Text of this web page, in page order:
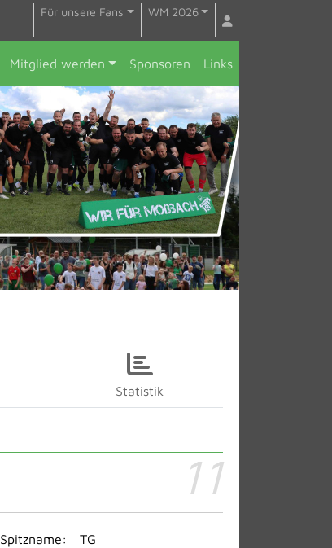
Für unsere Fans WM 2026
Mitglied werden Sponsoren Links
Statistik
11
Spitzname:
TG